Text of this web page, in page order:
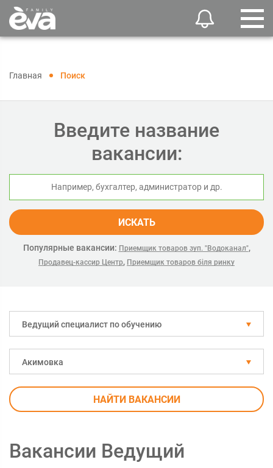
Главная Поиск
Введите название
вакансии:
ИСКАТЬ
Популярные вакансии: Приемщик товаров зуп. "Водоканал",
Продавец-кассир Центр, Приемщик товаров біля ринку
Ведущий специалист по обучению
Акимовка
НАЙТИ ВАКАНСИИ
Вакансии Ведущий